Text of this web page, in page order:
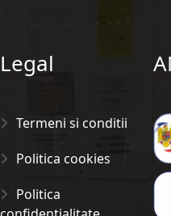
Legal
Termeni si conditii
Politica cookies
Politica